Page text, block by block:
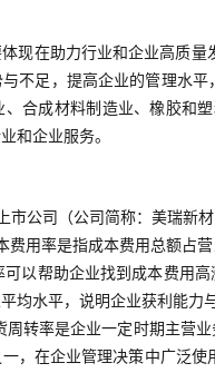
现在助力行业和企业高质
不足，提高企业的管理水
合成材料制造业、橡胶和
和企业服务。
市公司（公司简称：美瑞
费用率是指成本费用总额占
以帮助企业找到成本费用
均水平，说明企业获利能力
周转率是企业一定时期主营
，在企业管理决策中广泛